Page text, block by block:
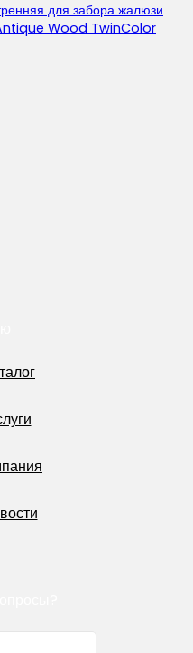
для забора жалюзи
Wood TwinColor